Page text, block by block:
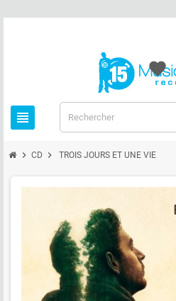
view_headline
favorite
chevron_right CD chevron_right TROIS JOURS ET UNE VIE